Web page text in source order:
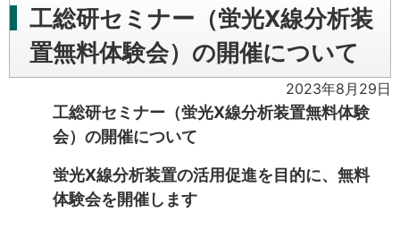
工総研セミナー（蛍光X線分析装
置無料体験会）の開催について
2023年8月29日
工総研セミナー（蛍光X線分析装置無料体験
会）の開催について
蛍光X線分析装置の活用促進を目的に、無料
体験会を開催します